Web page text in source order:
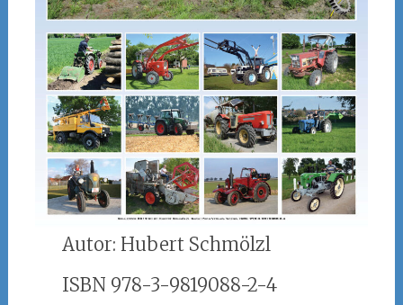
Autor: Hubert Schmölzl
ISBN 978-3-9819088-2-4